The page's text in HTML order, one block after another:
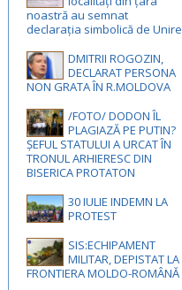
noastră au semnat
declarația simbolică de Unire
DMITRII ROGOZIN,
DECLARAT PERSONA
NON GRATA ÎN R.MOLDOVA
/FOTO/ DODON ÎL
PLAGIAZĂ PE PUTIN?
ȘEFUL STATULUI A URCAT ÎN
TRONUL ARHIERESC DIN
BISERICA PROTATON
30 IULIE INDEMN LA
PROTEST
SIS:ECHIPAMENT
MILITAR, DEPISTAT LA
FRONTIERA MOLDO-ROMÂNĂ